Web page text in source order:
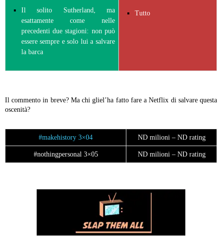
Il solito Sutherland, ma
esattamente come nelle
precedenti due stagioni: non può
essere sempre e solo lui a salvare
la barca
Tutto
Il commento in breve? Ma chi gliel’ha fatto fare a Netflix di salvare questa
oscenità?
#makehistory 3×04 ND milioni – ND rating
#nothingpersonal 3×05 ND milioni – ND rating